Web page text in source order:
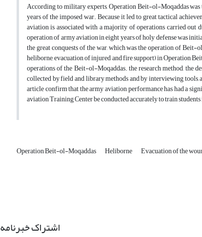
According to military experts, Operation Beit-ol-Moqaddas
years of the imposed war. Because it led to great tactical
aviation is associated with a majority of operations carried
operation of army aviation in eight years of holy defense was
the great conquests of the war, which was the operation of
heliborne, evacuation of injured and fire support) in Operation
operations of the Beit-ol-Moqaddas. the research method,
collected by field and library methods and by interviewing
article confirm that the army aviation performance has had a
aviation Training Center be conducted accurately to train
Operation Beit-ol-Moqaddas Heliborne Evacuation of the
اشتراک خبرنامه